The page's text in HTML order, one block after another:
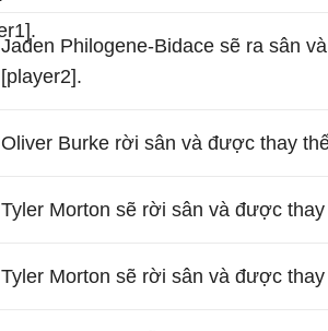
Jaden Philogene-Bidace sẽ ra sân
[player2].
Oliver Burke rời sân và được thay
Tyler Morton sẽ rời sân và được
Tyler Morton sẽ rời sân và được